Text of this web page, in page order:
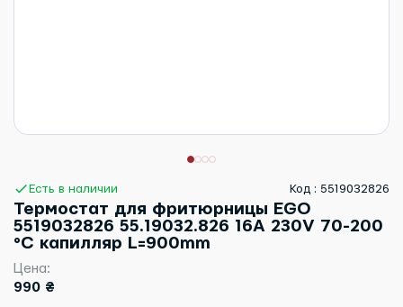
Есть в наличии Код : 5519032826
Термостат для фритюрницы EGO
5519032826 55.19032.826 16A 230V 70-200
°C капилляр L=900mm
Цена:
990 ₴